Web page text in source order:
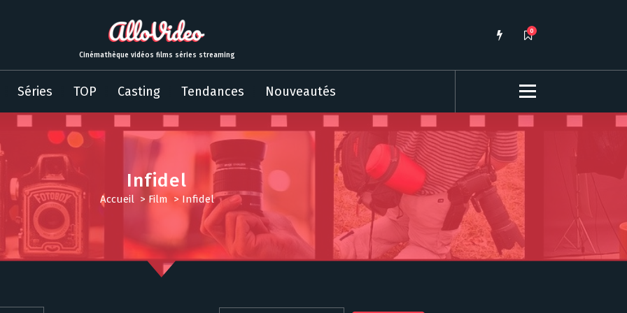
Cinémathèque vidéos films séries streaming
0
Séries TOP Casting Tendances Nouveautés
Infidel
Accueil > Film > Infidel